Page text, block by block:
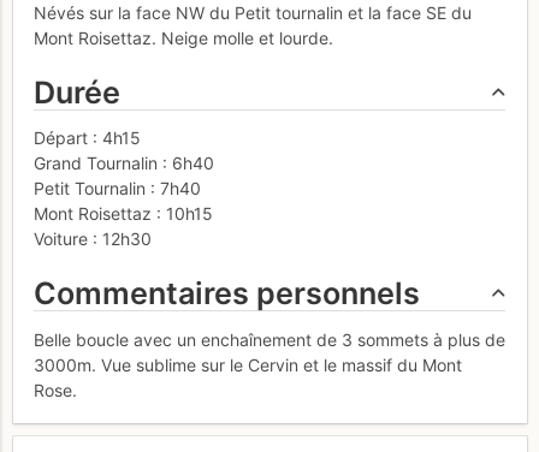
Névés sur la face NW du Petit tournalin et la face SE du
Mont Roisettaz. Neige molle et lourde.
Durée
Départ : 4h15
Grand Tournalin : 6h40
Petit Tournalin : 7h40
Mont Roisettaz : 10h15
Voiture : 12h30
Commentaires personnels
Belle boucle avec un enchaînement de 3 sommets à plus de
3000m. Vue sublime sur le Cervin et le massif du Mont
Rose.